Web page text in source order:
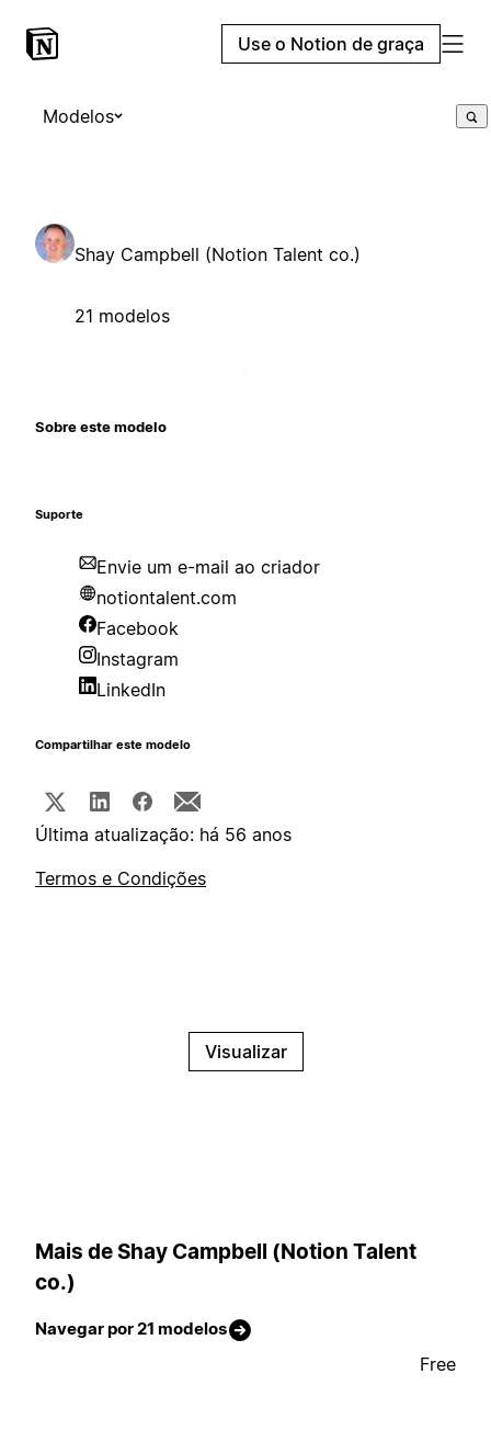
Use o Notion de graça
Modelos
Shay Campbell (Notion Talent co.)
21 modelos
Sobre este modelo
Suporte
Envie um e-mail ao criador
notiontalent.com
Facebook
Instagram
LinkedIn
Compartilhar este modelo
Última atualização: há 56 anos
Termos e Condições
Visualizar
Mais de Shay Campbell (Notion Talent
co.)
Navegar por 21 modelos
Free